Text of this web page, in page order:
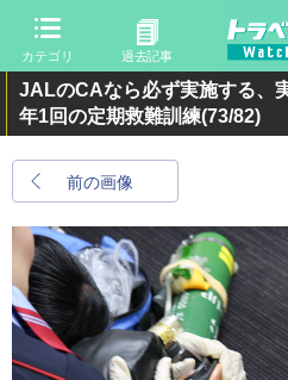
カテゴリ 過去記事
JALのCAなら必ず実施する、
年1回の定期救難訓練(73/82)
前の画像